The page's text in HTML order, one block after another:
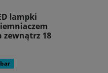
lampki
zewnątrz 18